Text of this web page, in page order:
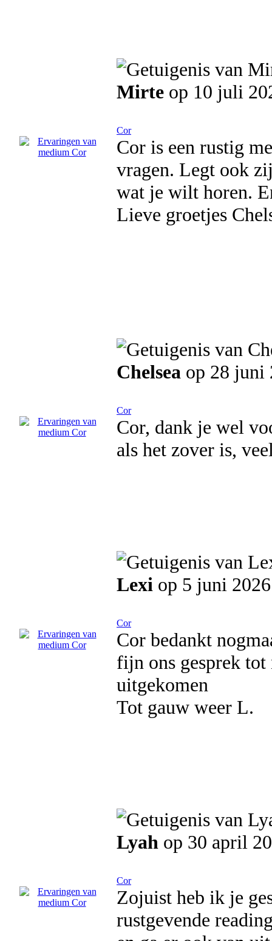
Mirte op 10 juli
Cor
Cor is een rustig
vragen. Legt ook
wat je wilt horen.
Lieve groetjes
Chelsea op 28 juni
Cor
Cor, dank je wel
als het zover is,
Lexi op 5 juni 2026
Cor
Cor bedankt
fijn ons gesprek
uitgekomen
Tot gauw weer L.
Lyah op 30 april
Cor
Zojuist heb ik je
rustgevende